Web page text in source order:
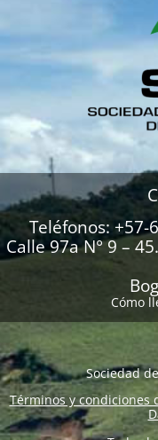
Teléfonos:
Calle 97a N° 9 –
Cómo
Sociedad
Términos y condiciones